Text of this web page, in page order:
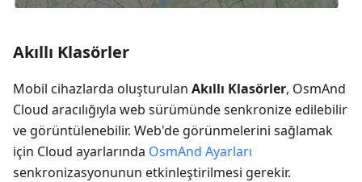
Akıllı Klasörler
Mobil cihazlarda oluşturulan Akıllı Klasörler, OsmAnd
Cloud aracılığıyla web sürümünde senkronize edilebilir
ve görüntülenebilir. Web'de görünmelerini sağlamak
için Cloud ayarlarında OsmAnd Ayarları
senkronizasyonunun etkinleştirilmesi gerekir.